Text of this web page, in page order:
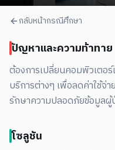
กลับหน้ากรณีศึกษา
ปัญหาและความท้าทาย
ต้องการเปลี่ยนคอมพิวเตอ
บริการต่างๆ เพื่อลดค่าใช้จ่
รักษาความปลอดภัยข้อมูลผู้
โซลูชัน